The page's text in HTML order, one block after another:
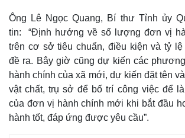
Ông Lê Ngọc Quang, Bí thư Tỉnh ủy
tin: “Định hướng về số lượng đơn vị
trên cơ sở tiêu chuẩn, điều kiện và tỷ
đề ra. Bây giờ cũng dự kiến các
hành chính của xã mới, dự kiến đặt tên
vật chất, trụ sở để bố trí công việc để
của đơn vị hành chính mới khi bắt đầu
hành tốt, đáp ứng được yêu cầu”.